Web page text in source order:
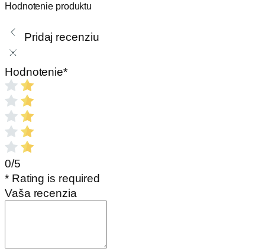
Hodnotenie produktu
Pridaj recenziu
Hodnotenie*
0/5
* Rating is required
Vaša recenzia